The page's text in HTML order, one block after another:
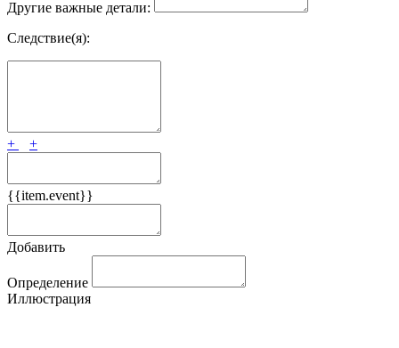
Другие важные детали:
Следствие(я):
+ +
{{item.event}}
Добавить
Определение
Иллюстрация